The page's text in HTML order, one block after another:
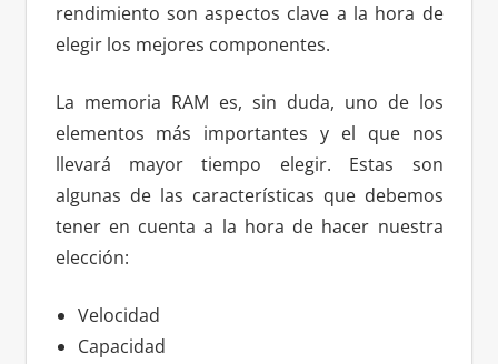
rendimiento son aspectos clave a la hora de
elegir los mejores componentes.
La memoria RAM es, sin duda, uno de los
elementos más importantes y el que nos
llevará mayor tiempo elegir. Estas son
algunas de las características que debemos
tener en cuenta a la hora de hacer nuestra
elección:
Velocidad
Capacidad